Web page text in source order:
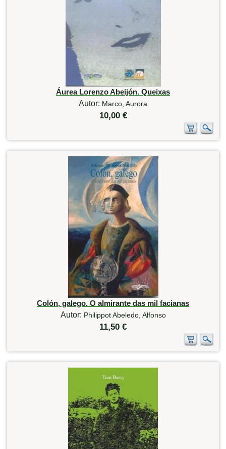
Áurea Lorenzo Abeijón. Queixas
Autor: Marco, Aurora
10,00 €
Colón, galego. O almirante das mil facianas
Autor: Philippot Abeledo, Alfonso
11,50 €